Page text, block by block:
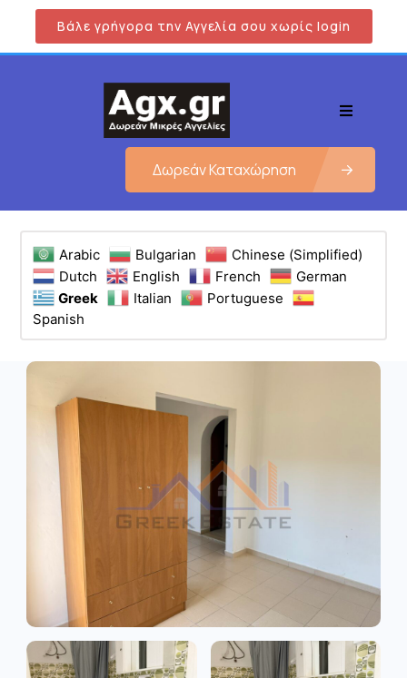
Βάλε γρήγορα την Αγγελία σου χωρίς login
Δωρεάν Καταχώρηση
Arabic Bulgarian
Chinese (Simplified)
Dutch
English French
German
Greek
Italian
Portuguese
Spanish